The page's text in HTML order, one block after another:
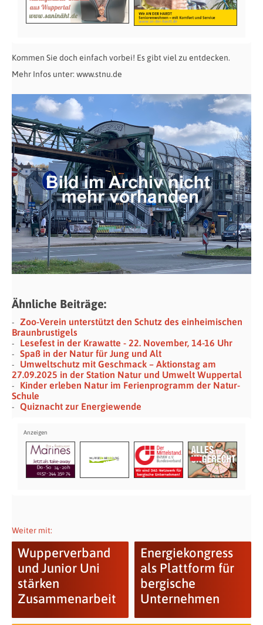
Kommen Sie doch einfach vorbei! Es gibt viel zu entdecken.
Mehr Infos unter: www.stnu.de
Ähnliche Beiträge:
Zoo-Verein unterstützt den Schutz des einheimischen
Braunbrustigels
Lesefest in der Krawatte - 22. November, 14-16 Uhr
Spaß in der Natur für Jung und Alt
Umweltschutz mit Geschmack – Aktionstag am
27.09.2025 in der Station Natur und Umwelt Wuppertal
Kinder erleben Natur im Ferienprogramm der Natur-
Schule
Quiznacht zur Energiewende
Weiter mit:
Wupperverband
und Junior Uni
stärken
Zusammenarbeit
Energiekongress
als Plattform für
bergische
Unternehmen